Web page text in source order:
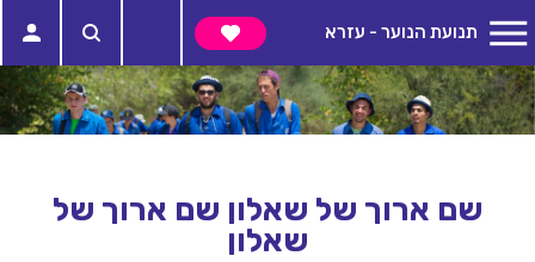
תנועת הנוער - עזרא
שם ארוך של שאלון שם ארוך של
שאלון